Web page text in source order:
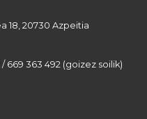
18, 20730 Azpeitia
/ 669 363 492 (goizez soilik)